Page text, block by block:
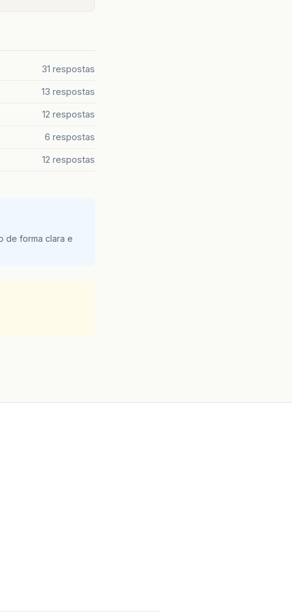
31 respostas
13 respostas
12 respostas
6 respostas
12 respostas
de forma clara e